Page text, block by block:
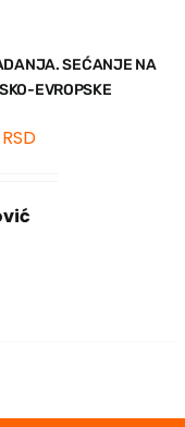
SEĆANJE NA
EVROPSKE
RSD